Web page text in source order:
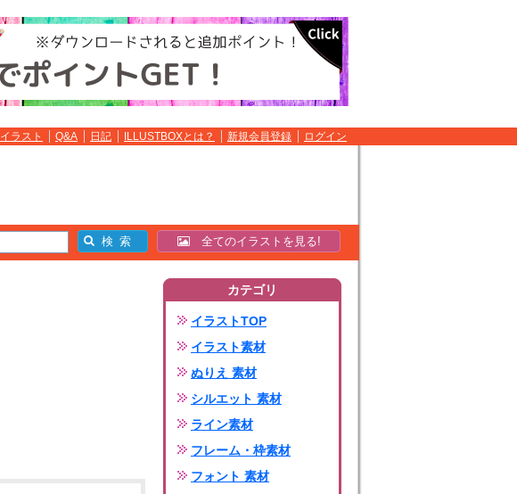
イラスト Q&A 日記 ILLUSTBOXとは？ 新規会員登録 ログイン
全てのイラストを見る!
カテゴリ
イラストTOP
イラスト素材
ぬりえ 素材
シルエット 素材
ライン素材
フレーム・枠素材
フォント 素材